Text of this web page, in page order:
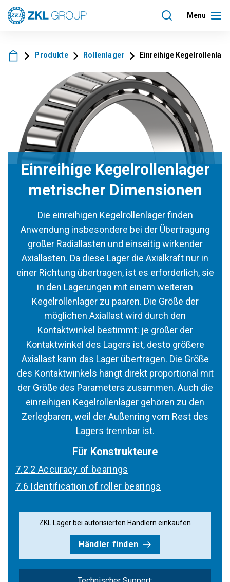
Menu
Produkte Rollenlager Einreihige
Einreihige Kegelrollenlager
metrischer Dimensionen
Die einreihigen Kegelrollenlager finden
Anwendung insbesondere bei der Übertragung
großer Radiallasten und einseitig wirkender
Axiallasten. Da diese Lager die Axialkraft nur in
einer Richtung übertragen, ist es erforderlich, sie
in den Lagerungen mit einem weiteren
Kegelrollenlager zu paaren. Die Größe der
möglichen Axiallast wird durch den
Kontaktwinkel bestimmt: je größer der
Kontaktwinkel des Lagers ist, desto größere
Axiallast kann das Lager übertragen. Die Größe
des Kontaktwinkels hängt direkt proportional mit
der Größe des Parameters zusammen. Auch die
einreihigen Kegelrollenlager gehören zu den
Zerlegbaren, weil der Außenring vom Rest des
Lagers trennbar ist.
Für Konstrukteure
7.2.2 Accuracy of bearings
7.6 Identification of roller bearings
ZKL Lager bei autorisierten Händlern einkaufen
Händler finden